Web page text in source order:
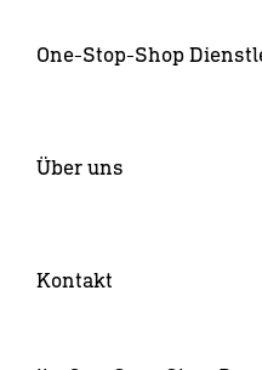
One-Stop-Shop
SENSOTEC
Über uns
Kontakt